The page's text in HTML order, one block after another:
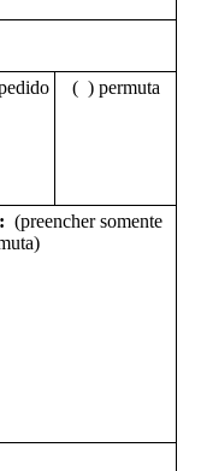
( ) permuta
(preencher somente